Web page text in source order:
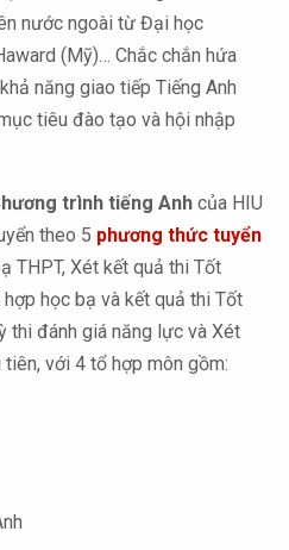
nước ngoài từ Đại học
(Mỹ)… Chắc chắn hứa
năng giao tiếp Tiếng Anh
tiêu đào tạo và hội nhập
trình tiếng Anh của HIU
theo 5 phương thức tuyển
THPT, Xét kết quả thi Tốt
học bạ và kết quả thi Tốt
thi đánh giá năng lực và Xét
với 4 tổ hợp môn gồm: